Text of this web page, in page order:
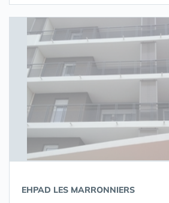
EHPAD LES MARRONNIERS